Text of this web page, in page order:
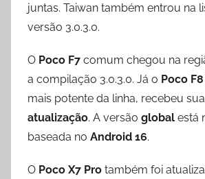
juntas. Taiwan também entrou na
versão 3.0.3.0.
O Poco F7 comum chegou na
a compilação 3.0.3.0. Já o Poco
mais potente da linha, recebeu
atualização. A versão global está
baseada no Android 16.
O Poco X7 Pro também foi